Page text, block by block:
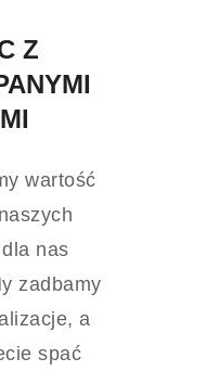
Z
wartość
nas
zadbamy
a
spać